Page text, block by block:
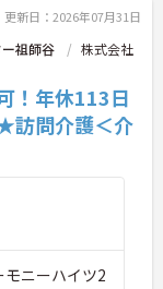
な
つ
き
ー
で
体
丁
自
更新日：2026年07月31日
祖師谷
株式会社
！年休113日
訪問介護＜介
ニーハイツ2